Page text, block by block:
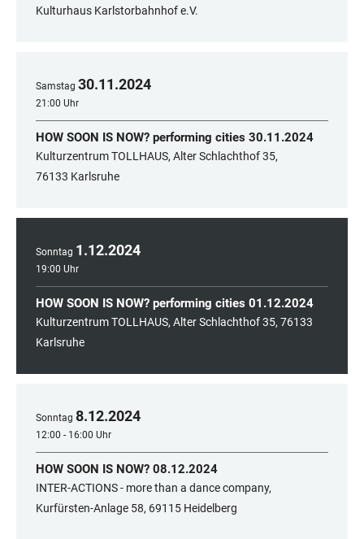
Kulturhaus Karlstorbahnhof e.V.
Samstag 30.11.2024
21:00 Uhr
HOW SOON IS NOW? performing cities 30.11.2024
Kulturzentrum TOLLHAUS, Alter Schlachthof 35,
76133 Karlsruhe
Sonntag 1.12.2024
19:00 Uhr
HOW SOON IS NOW? performing cities 01.12.2024
Kulturzentrum TOLLHAUS, Alter Schlachthof 35, 76133
Karlsruhe
Sonntag 8.12.2024
12:00 - 16:00 Uhr
HOW SOON IS NOW? 08.12.2024
INTER-ACTIONS - more than a dance company,
Kurfürsten-Anlage 58, 69115 Heidelberg